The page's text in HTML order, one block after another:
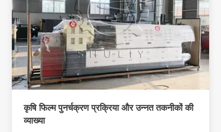
कृषि फिल्म पुनर्चक्रण प्रक्रिया और उन्नत तकनीकों की
व्याख्या